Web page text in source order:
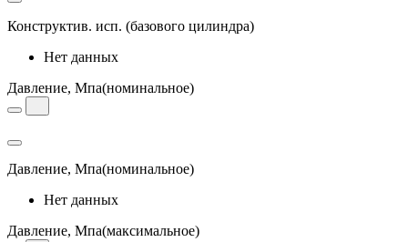
Конструктив. исп. (базового цилиндра)
Нет данных
Давление, Мпа(номинальное)
Давление, Мпа(номинальное)
Нет данных
Давление, Мпа(максимальное)